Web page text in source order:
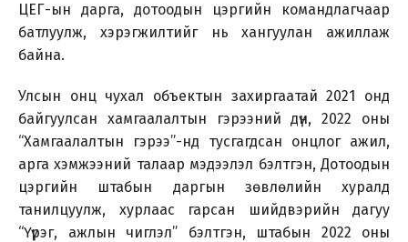
ЦЕГ-ын дарга, дотоодын цэргийн командлагчаар
батлуулж, хэрэгжилтийг нь хангуулан ажиллаж
байна.
Улсын онц чухал объектын захиргаатай 2021 онд
байгуулсан хамгаалалтын гэрээний дүн, 2022 оны
“Хамгаалалтын гэрээ”-нд тусгагдсан онцлог ажил,
арга хэмжээний талаар мэдээлэл бэлтгэн, Дотоодын
цэргийн штабын даргын зөвлөлийн хуралд
танилцуулж, хурлаас гарсан шийдвэрийн дагуу
“Үүрэг, ажлын чиглэл” бэлтгэн, штабын 2022 оны